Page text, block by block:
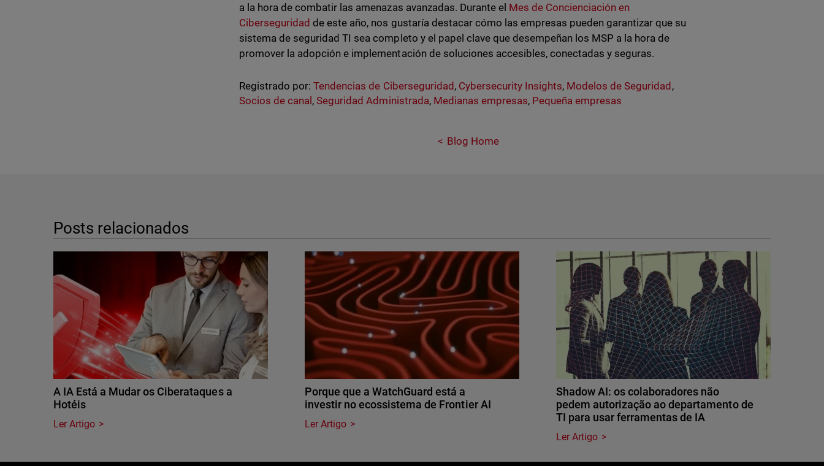
a la hora de combatir las amenazas avanzadas. Durante el Mes de Concienciación en
Ciberseguridad de este año, nos gustaría destacar cómo las empresas pueden garantizar que su
sistema de seguridad TI sea completo y el papel clave que desempeñan los MSP a la hora de
promover la adopción e implementación de soluciones accesibles, conectadas y seguras.
Registrado por: Tendencias de Ciberseguridad , Cybersecurity Insights, Modelos de Seguridad ,
Socios de canal ,Seguridad Administrada, Medianas empresas, Pequeña empresas
Blog Home
Posts relacionados
A IA Está a Mudar os Ciberataques a
Hotéis
Ler Artigo
Porque que a WatchGuard está a
investir no ecossistema de Frontier AI
Ler Artigo
Shadow AI: os colaboradores não
pedem autorização ao departamento de
TI para usar ferramentas de IA
Ler Artigo